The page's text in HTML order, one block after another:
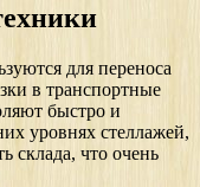
для переноса
в транспортные
быстро и
уровнях стеллажей,
склада, что очень